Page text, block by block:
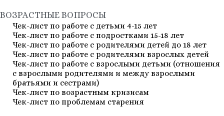
ВОЗРАСТНЫЕ ВОПРОСЫ
Чек-лист по работе с детьми 4-15 лет
Чек-лист по работе с подростками 15-18 лет
Чек-лист по работе с родителями детей до 18 лет
Чек-лист по работе с родителями взрослых детей
Чек-лист по работе с взрослыми детьми (отношения
с взрослыми родителями и между взрослыми
братьями и сестрами)
Чек-лист по возрастным кризисам
Чек-лист по проблемам старения